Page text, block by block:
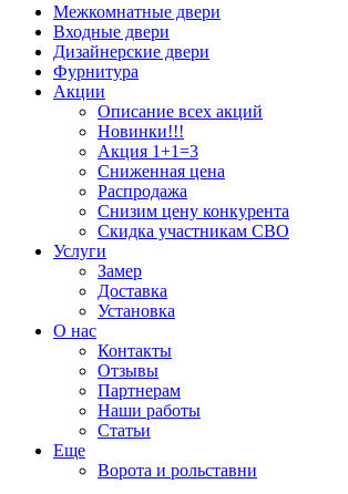
Межкомнатные двери
Входные двери
Дизайнерские двери
Фурнитура
Акции
Описание всех акций
Новинки!!!
Акция 1+1=3
Сниженная цена
Распродажа
Снизим цену конкурента
Скидка участникам СВО
Услуги
Замер
Доставка
Установка
О нас
Контакты
Отзывы
Партнерам
Наши работы
Статьи
Еще
Ворота и рольставни